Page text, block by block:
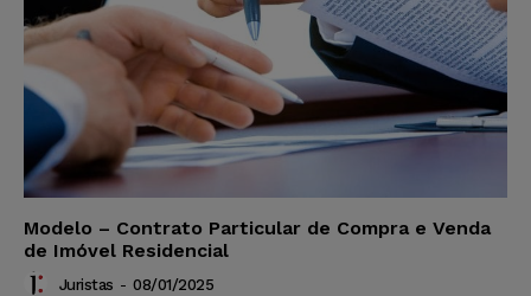
Modelo – Contrato Particular de Compra e Venda
de Imóvel Residencial
Juristas - 08/01/2025